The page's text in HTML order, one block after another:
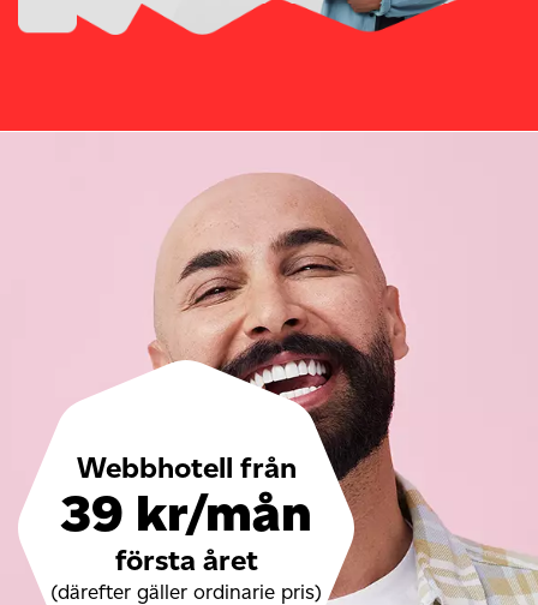
Webbhotell från
39 kr/mån
första året
(därefter gäller ordinarie pris)